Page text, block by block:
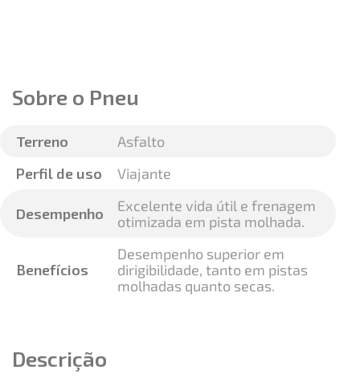
Sobre o Pneu
Terreno
Asfalto
Perfil de uso
Viajante
Desempenho
Excelente vida útil e frenagem
otimizada em pista molhada.
Benefícios
Desempenho superior em
dirigibilidade, tanto em pistas
molhadas quanto secas.
Descrição